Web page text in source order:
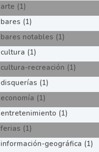
arte (1)
bares (1)
bares notables (1)
cultura (1)
cultura-recreación (1)
disquerías (1)
economía (1)
entretenimiento (1)
ferias (1)
información-geográfica (1)